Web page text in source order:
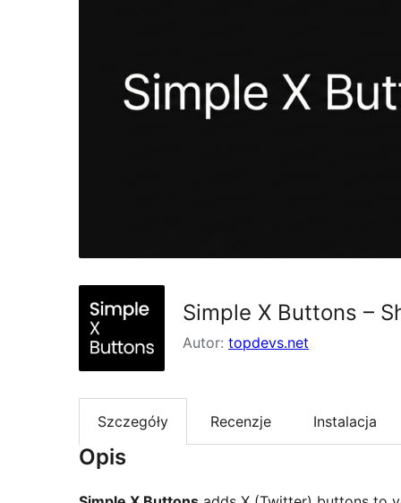
Simple X Buttons –
Autor: topdevs.net
Szczegóły Recenzje Instalacja
Opis